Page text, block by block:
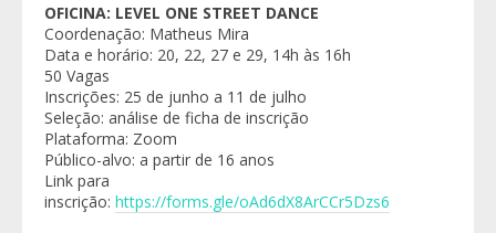
OFICINA: LEVEL ONE STREET DANCE
Coordenação: Matheus Mira
Data e horário: 20, 22, 27 e 29, 14h às 16h
50 Vagas
Inscrições: 25 de junho a 11 de julho
Seleção: análise de ficha de inscrição
Plataforma: Zoom
Público-alvo: a partir de 16 anos
Link para
inscrição: https://forms.gle/oAd6dX8ArCCr5Dzs6